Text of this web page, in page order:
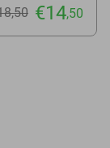
,50 €14,50